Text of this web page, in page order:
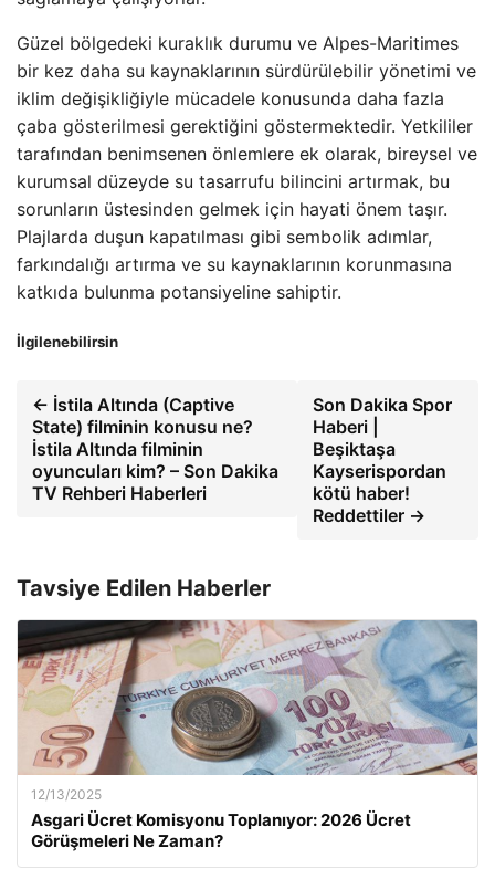
Güzel bölgedeki kuraklık durumu ve Alpes-Maritimes
bir kez daha su kaynaklarının sürdürülebilir yönetimi ve
iklim değişikliğiyle mücadele konusunda daha fazla
çaba gösterilmesi gerektiğini göstermektedir. Yetkililer
tarafından benimsenen önlemlere ek olarak, bireysel ve
kurumsal düzeyde su tasarrufu bilincini artırmak, bu
sorunların üstesinden gelmek için hayati önem taşır.
Plajlarda duşun kapatılması gibi sembolik adımlar,
farkındalığı artırma ve su kaynaklarının korunmasına
katkıda bulunma potansiyeline sahiptir.
İlgilenebilirsin
← İstila Altında (Captive
State) filminin konusu ne?
İstila Altında filminin
oyuncuları kim? – Son Dakika
TV Rehberi Haberleri
Son Dakika Spor
Haberi |
Beşiktaşa
Kayserispordan
kötü haber!
Reddettiler →
Tavsiye Edilen Haberler
12/13/2025
Asgari Ücret Komisyonu Toplanıyor: 2026 Ücret
Görüşmeleri Ne Zaman?